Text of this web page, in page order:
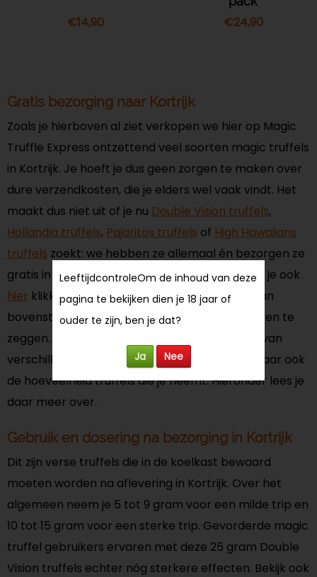
LeeftijdcontroleOm de inhoud van deze
pagina te bekijken dien je 18 jaar of
ouder te zijn, ben je dat?
Ja Nee
€14,90 €24,90
Gratis bezorging naar Kortrijk
Zoals je hierboven al ziet verkopen we hier op Magic
Truffle Express ontzettend veel soorten magic truffels
in Kortrijk. Je hoeft je dus geen zorgen te maken over
dure verzendkosten, die je elders wel vaak vindt. Het
maakt dus niet uit of je nu Double Vision truffels,
Hollandia truffels, Pajaritos truffels of High Hawaiians
truffels zoekt: we hebben ze allemaal én bezorgen ze
gratis in België. Voor al onze magic truffels kun je ook
hier klikken. Welke trip je precies zult krijgen van
bovenstaande magic truffles, is niet van te voren te
zeggen. Een psychedelische trip is afhankelijk van
verschillende factoren, zoals set en setting, maar ook
de hoeveelheid truffels die je neemt. Hieronder lees je
daar meer over.
Gebruik en dosering na bezorging in Kortrijk
Dit zijn verse truffels die in de koelkast bewaard
moeten worden na aflevering in Kortrijk. Over het
algemeen neem je 5 tot 9 gram voor een milde trip en
10 tot 15 gram voor een sterke trip. Gevorderde magic
truffel gebruikers ervaren met deze 25 gram Double
Vision truffels echter nóg sterkere effecten. Bekijk ook